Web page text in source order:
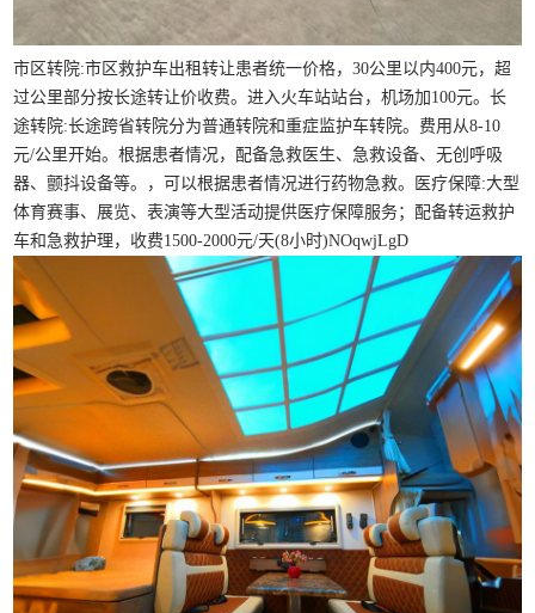
市区转院:市区救护车出租转让患者统一价格，30公里以内400元，超
过公里部分按长途转让价收费。进入火车站站台，机场加100元。长
途转院:长途跨省转院分为普通转院和重症监护车转院。费用从8-10
元/公里开始。根据患者情况，配备急救医生、急救设备、无创呼吸
器、颤抖设备等。，可以根据患者情况进行药物急救。医疗保障:大型
体育赛事、展览、表演等大型活动提供医疗保障服务；配备转运救护
车和急救护理，收费1500-2000元/天(8小时)NOqwjLgD